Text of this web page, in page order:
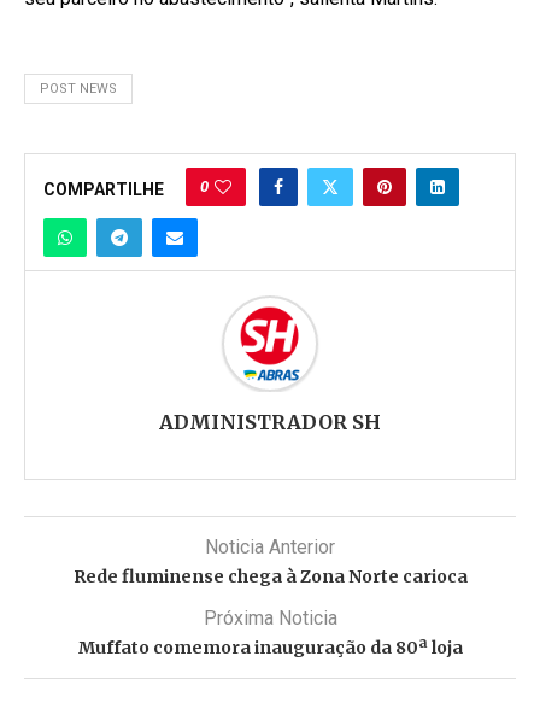
POST NEWS
COMPARTILHE 0
ADMINISTRADOR SH
Noticia Anterior
Rede fluminense chega à Zona Norte carioca
Próxima Noticia
Muffato comemora inauguração da 80ª loja